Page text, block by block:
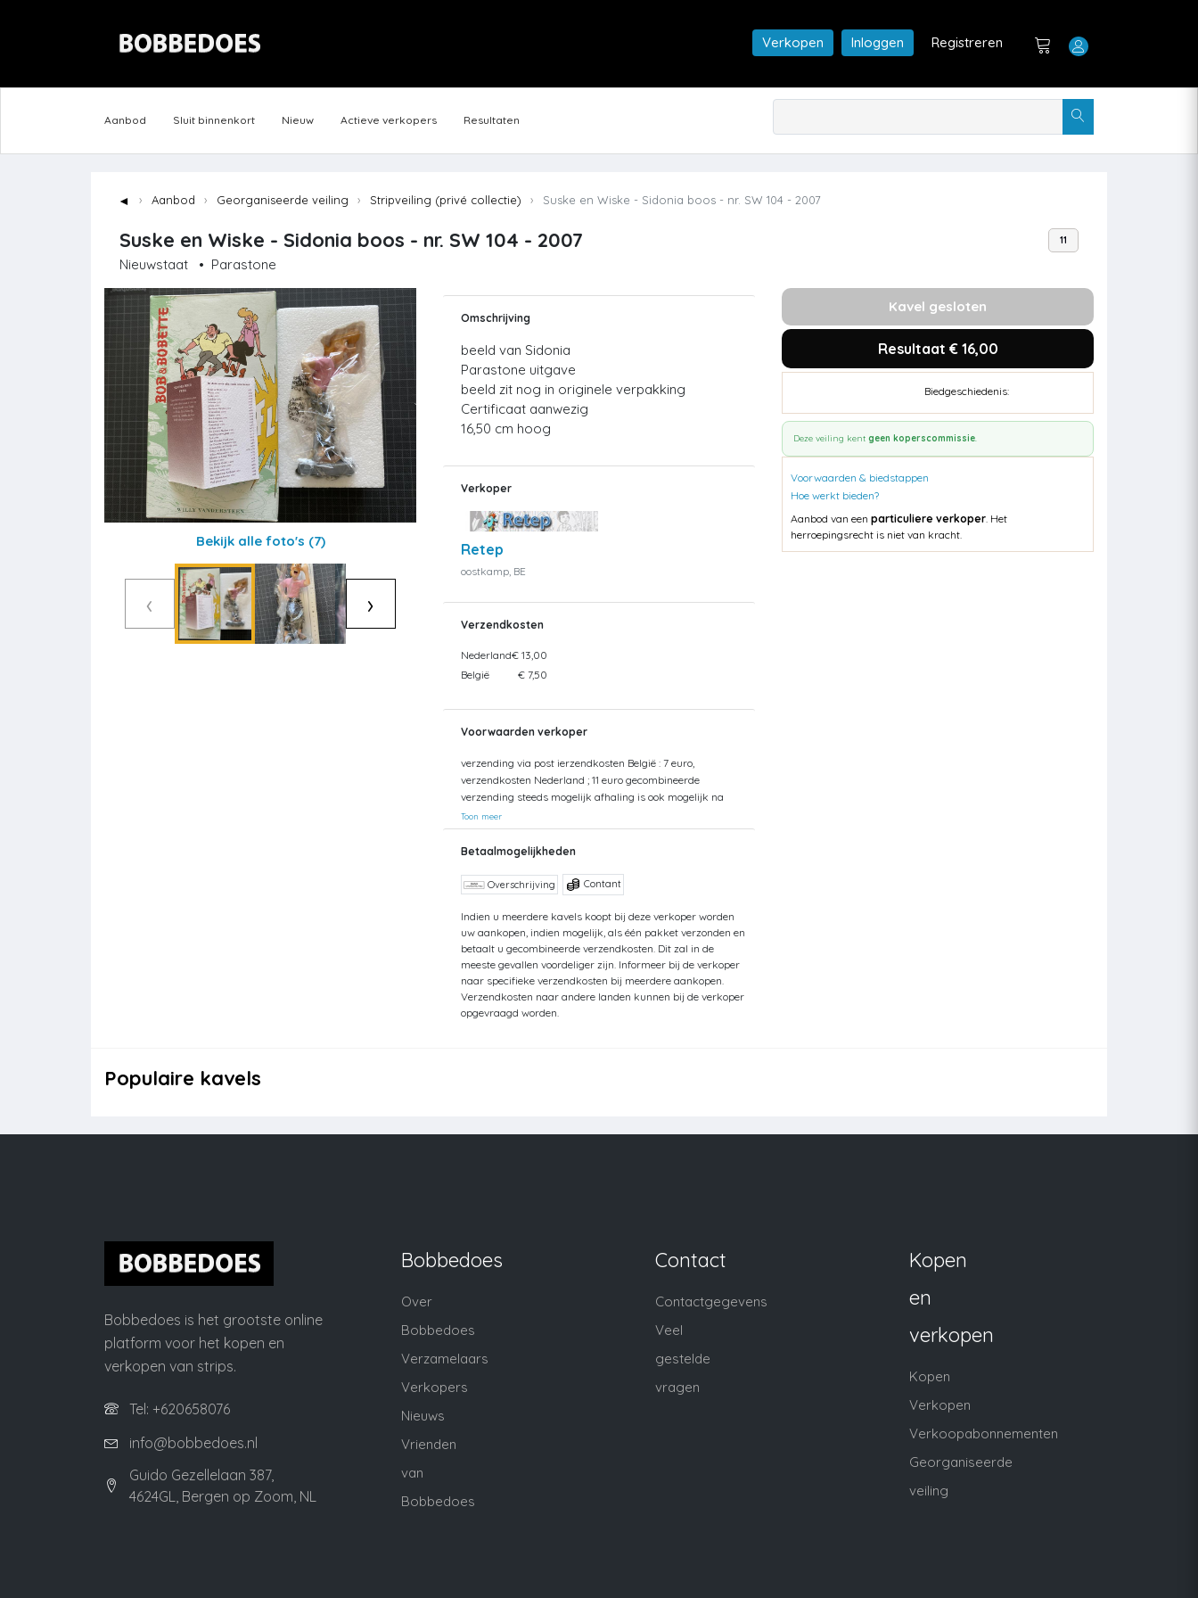
Verkopen Inloggen Registreren
Aanbod Sluit binnenkort Nieuw Actieve verkopers Resultaten
◄ Aanbod Georganiseerde veiling Stripveiling (privé collectie) Suske en Wiske - Sidonia boos - nr. SW 104 - 2007
Suske en Wiske - Sidonia boos - nr. SW 104 - 2007
Nieuwstaat • Parastone
11
Bekijk alle foto's (7)
‹ ›
Omschrijving
beeld van Sidonia
Parastone uitgave
beeld zit nog in originele verpakking
Certificaat aanwezig
16,50 cm hoog
Verkoper
Retep
oostkamp, BE
Verzendkosten
Nederland€ 13,00
België
€ 7,50
Voorwaarden verkoper
verzending via post ierzendkosten België : 7 euro,
verzendkosten Nederland ; 11 euro gecombineerde
verzending steeds mogelijk afhaling is ook mogelijk na
afspraak
Toon meer
Betaalmogelijkheden
Overschrijving Contant
Indien u meerdere kavels koopt bij deze verkoper worden
uw aankopen, indien mogelijk, als één pakket verzonden en
betaalt u gecombineerde verzendkosten. Dit zal in de
meeste gevallen voordeliger zijn. Informeer bij de verkoper
naar specifieke verzendkosten bij meerdere aankopen.
Verzendkosten naar andere landen kunnen bij de verkoper
opgevraagd worden.
Kavel gesloten
Resultaat € 16,00
Biedgeschiedenis:
Deze veiling kent geen koperscommissie.
Voorwaarden & biedstappen
Hoe werkt bieden?
Aanbod van een particuliere verkoper. Het
herroepingsrecht is niet van kracht.
Populaire kavels
Bobbedoes is het grootste online
platform voor het kopen en
verkopen van strips.
Tel: +620658076
info@bobbedoes.nl
Guido Gezellelaan 387,
4624GL, Bergen op Zoom, NL
Bobbedoes
Over
Bobbedoes
Verzamelaars
Verkopers
Nieuws
Vrienden
van
Bobbedoes
Contact
Contactgegevens
Veel
gestelde
vragen
Kopen
en
verkopen
Kopen
Verkopen
Verkoopabonnementen
Georganiseerde
veiling